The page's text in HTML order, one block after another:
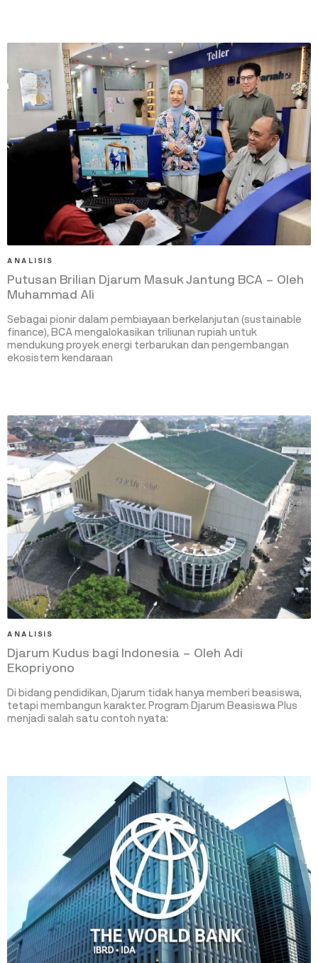
ANALISIS
Putusan Brilian Djarum Masuk Jantung BCA – Oleh
Muhammad Ali
Sebagai pionir dalam pembiayaan berkelanjutan (sustainable
finance), BCA mengalokasikan triliunan rupiah untuk
mendukung proyek energi terbarukan dan pengembangan
ekosistem kendaraan
ANALISIS
Djarum Kudus bagi Indonesia – Oleh Adi
Ekopriyono
Di bidang pendidikan, Djarum tidak hanya memberi beasiswa,
tetapi membangun karakter. Program Djarum Beasiswa Plus
menjadi salah satu contoh nyata: